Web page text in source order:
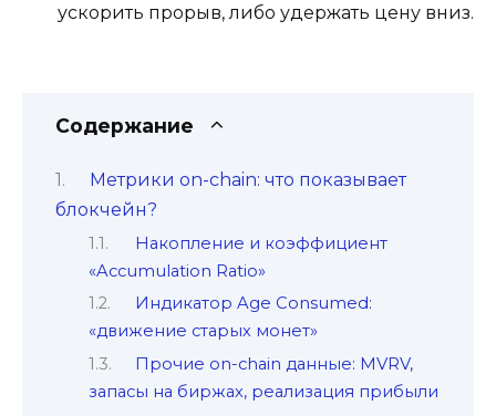
ускорить прорыв, либо удержать цену вниз.
Содержание
Метрики on-chain: что показывает
блокчейн?
Накопление и коэффициент
«Accumulation Ratio»
Индикатор Age Consumed:
«движение старых монет»
Прочие on-chain данные: MVRV,
запасы на биржах, реализация прибыли